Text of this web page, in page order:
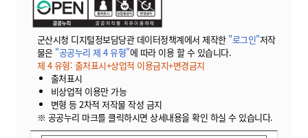
군산시청 디지털정보담당관 데이터정책계에서 제작한 "로그인"저작
물은 "공공누리 제 4 유형"에 따라 이용 할 수 있습니다.
제 4 유형: 출처표시+상업적 이용금지+변경금지
출처표시
비상업적 이용만 가능
변형 등 2차적 저작물 작성 금지
※ 공공누리 마크를 클릭하시면 상세내용을 확인 하실 수 있습니다.